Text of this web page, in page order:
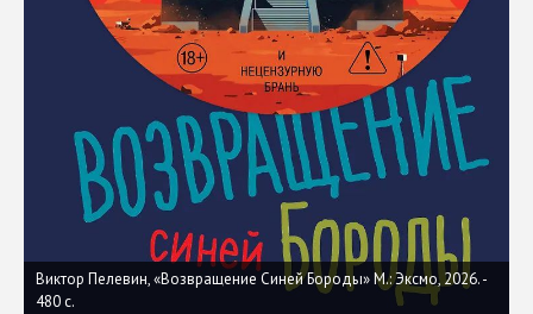
Виктор Пелевин, «Возвращение Синей Бороды» М.: Эксмо, 2026. -
480 с.